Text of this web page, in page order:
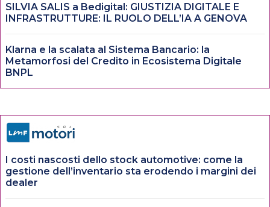
SILVIA SALIS a Bedigital: GIUSTIZIA DIGITALE E
INFRASTRUTTURE: IL RUOLO DELL’IA A GENOVA
Klarna e la scalata al Sistema Bancario: la
Metamorfosi del Credito in Ecosistema Digitale
BNPL
I costi nascosti dello stock automotive: come la
gestione dell’inventario sta erodendo i margini dei
dealer